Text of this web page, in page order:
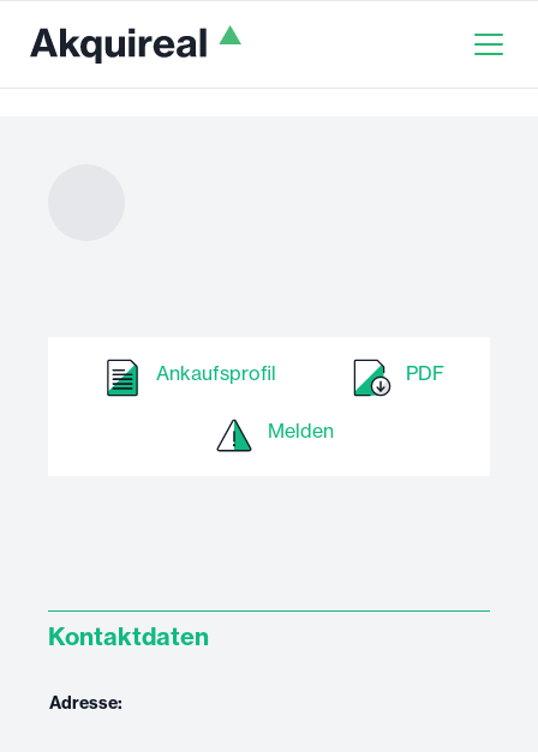
Ankaufsprofil PDF
Melden
Kontaktdaten
Adresse: